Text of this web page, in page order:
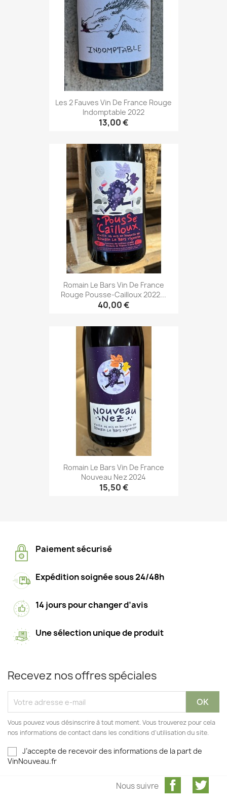
Les 2 Fauves Vin De France Rouge
Indomptable 2022
13,00 €
Romain Le Bars Vin De France
Rouge Pousse-Cailloux 2022...
40,00 €
Romain Le Bars Vin De France
Nouveau Nez 2024
15,50 €
Paiement sécurisé
Expédition soignée sous 24/48h
14 jours pour changer d’avis
Une sélection unique de produit
Recevez nos offres spéciales
Vous pouvez vous désinscrire à tout moment. Vous trouverez pour cela
nos informations de contact dans les conditions d'utilisation du site.
J’accepte de recevoir des informations de la part de
VinNouveau.fr
Facebook
Nous suivre